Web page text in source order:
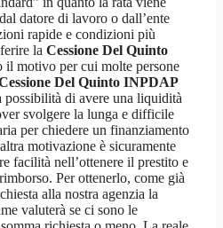
datore di lavoro o dall’ente
rapide e condizioni più
la Cessione Del Quinto
il motivo per cui molte persone
Del Quinto INPDAP
possibilità di avere una liquidità
svolgere la lunga e difficile
per chiedere un finanziamento
motivazione è sicuramente
facilità nell’ottenere il prestito e
Per ottenerlo, come già
alla nostra agenzia la
valuterà se ci sono le